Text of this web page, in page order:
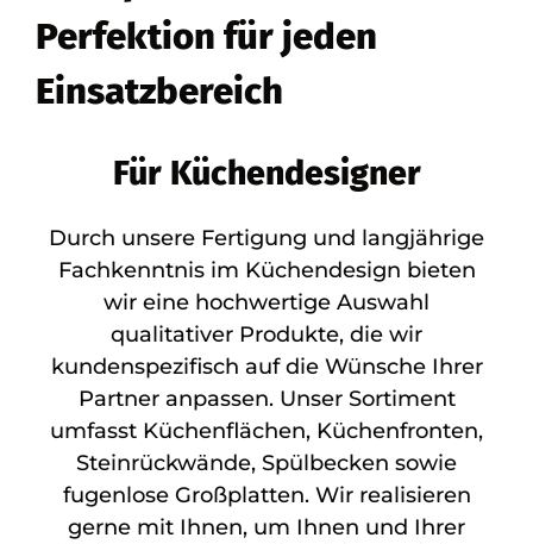
Perfektion für jeden
Einsatzbereich
Für Küchendesigner
Durch unsere Fertigung und langjährige
Fachkenntnis im Küchendesign bieten
wir eine hochwertige Auswahl
qualitativer Produkte, die wir
kundenspezifisch auf die Wünsche Ihrer
Partner anpassen. Unser Sortiment
umfasst Küchenflächen, Küchenfronten,
Steinrückwände, Spülbecken sowie
fugenlose Großplatten. Wir realisieren
gerne mit Ihnen, um Ihnen und Ihrer